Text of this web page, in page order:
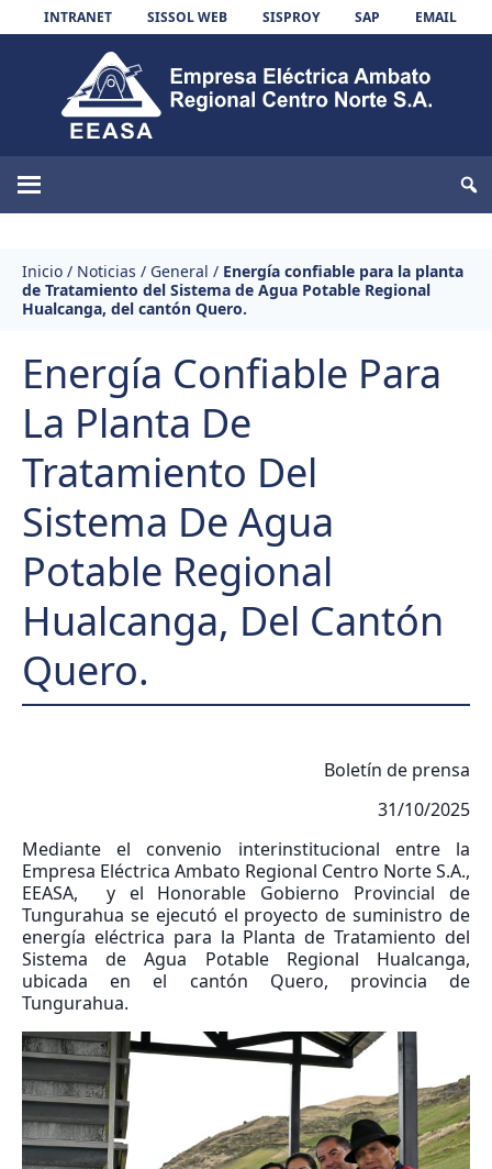
Skip to content
INTRANET SISSOL WEB SISPROY SAP EMAIL
EEASA
Inicio / Noticias / General / Energía confiable para la planta
de Tratamiento del Sistema de Agua Potable Regional
Hualcanga, del cantón Quero.
Energía Confiable Para
La Planta De
Tratamiento Del
Sistema De Agua
Potable Regional
Hualcanga, Del Cantón
Quero.
Boletín de prensa
31/10/2025
Mediante el convenio interinstitucional entre la
Empresa Eléctrica Ambato Regional Centro Norte S.A.,
EEASA, y el Honorable Gobierno Provincial de
Tungurahua se ejecutó el proyecto de suministro de
energía eléctrica para la Planta de Tratamiento del
Sistema de Agua Potable Regional Hualcanga,
ubicada en el cantón Quero, provincia de
Tungurahua.